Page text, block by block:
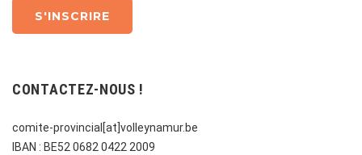
CONTACTEZ-NOUS !
comite-provincial[at]volleynamur.be
IBAN : BE52 0682 0422 2009